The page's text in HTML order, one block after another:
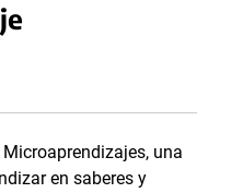
una
en saberes y